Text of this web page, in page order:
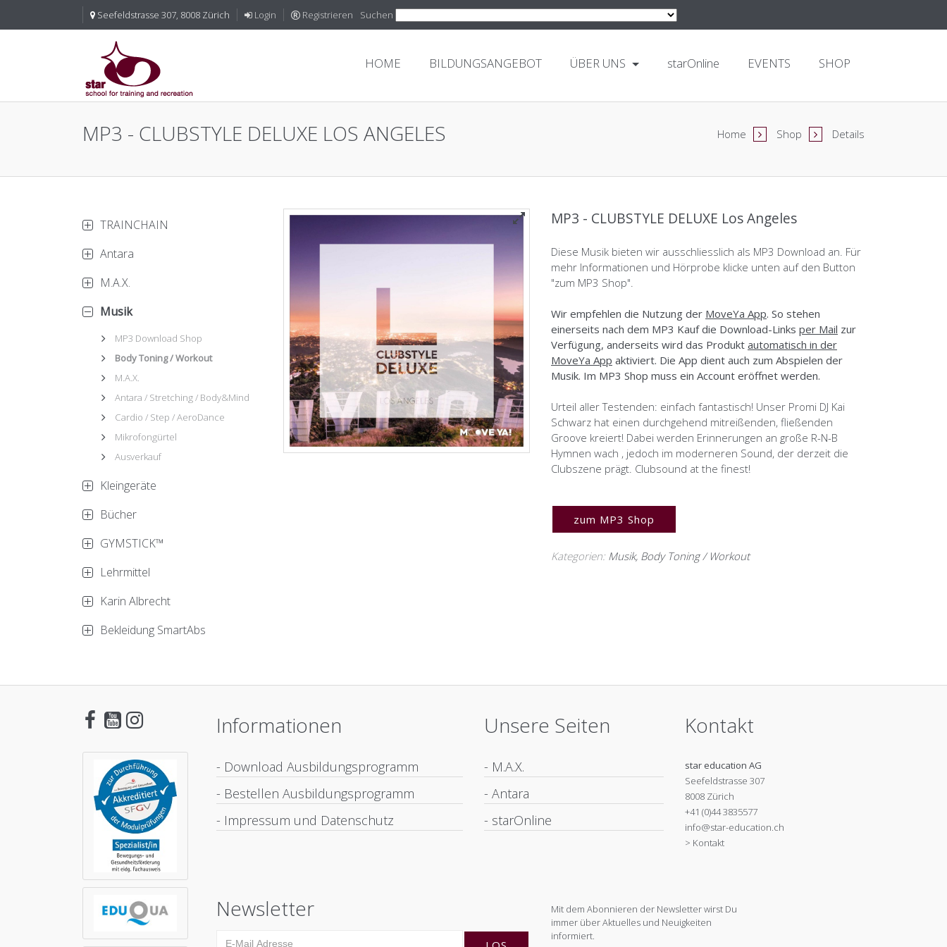
Seefeldstrasse 307, 8008 Zürich Login Registrieren Suchen
HOME BILDUNGSANGEBOT ÜBER UNS starOnline EVENTS SHOP
MP3 - CLUBSTYLE DELUXE LOS ANGELES Home Shop Details
TRAINCHAIN
Antara
M.A.X.
Musik
MP3 Download Shop
Body Toning / Workout
M.A.X.
Antara / Stretching / Body&Mind
Cardio / Step / AeroDance
Mikrofongürtel
Ausverkauf
Kleingeräte
Bücher
GYMSTICK™
Lehrmittel
Karin Albrecht
Bekleidung SmartAbs
MP3 - CLUBSTYLE DELUXE Los Angeles
Diese Musik bieten wir ausschliesslich als MP3 Download an. Für
mehr Informationen und Hörprobe klicke unten auf den Button
"zum MP3 Shop".
Wir empfehlen die Nutzung der MoveYa App. So stehen
einerseits nach dem MP3 Kauf die Download-Links per Mail zur
Verfügung, anderseits wird das Produkt automatisch in der
MoveYa App aktiviert. Die App dient auch zum Abspielen der
Musik. Im MP3 Shop muss ein Account eröffnet werden.
Urteil aller Testenden: einfach fantastisch! Unser Promi DJ Kai
Schwarz hat einen durchgehend mitreißenden, fließenden
Groove kreiert! Dabei werden Erinnerungen an große R-N-B
Hymnen wach , jedoch im moderneren Sound, der derzeit die
Clubszene prägt. Clubsound at the finest!
zum MP3 Shop
Kategorien: Musik, Body Toning / Workout
Informationen
- Download Ausbildungsprogramm
- Bestellen Ausbildungsprogramm
- Impressum und Datenschutz
Unsere Seiten
- M.A.X.
- Antara
- starOnline
Kontakt
star education AG
Seefeldstrasse 307
8008 Zürich
+41 (0)44 3835577
info@star-education.ch
> Kontakt
Newsletter
Mit dem Abonnieren der Newsletter wirst Du
immer über Aktuelles und Neuigkeiten
informiert.